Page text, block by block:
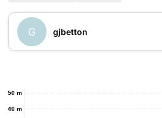
G gjbetton
40 m
50 m